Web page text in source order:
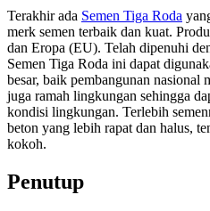
Terakhir ada Semen Tiga Roda
merk semen terbaik dan kuat.
dan Eropa (EU). Telah dipenuhi
Semen Tiga Roda ini dapat
besar, baik pembangunan nasional
juga ramah lingkungan sehingga
kondisi lingkungan. Terlebih
beton yang lebih rapat dan halus,
kokoh.
Penutup